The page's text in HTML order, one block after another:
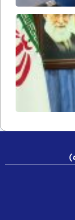
پیام
آیت
صفایی
درپی
فرزند